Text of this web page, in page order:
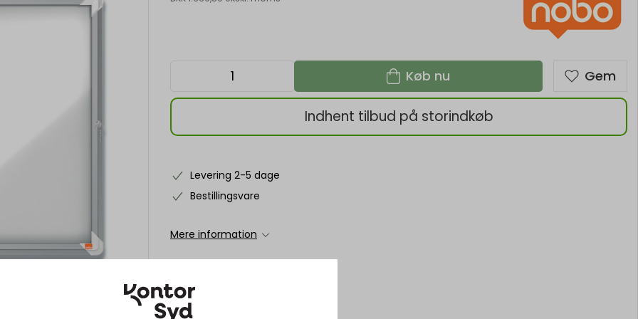
Køb nu Gem
Indhent tilbud på storindkøb
Levering 2-5 dage
Bestillingsvare
Mere information